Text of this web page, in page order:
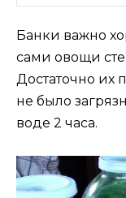
Банки важно
сами овощи
Достаточно их
не было
воде 2 часа.